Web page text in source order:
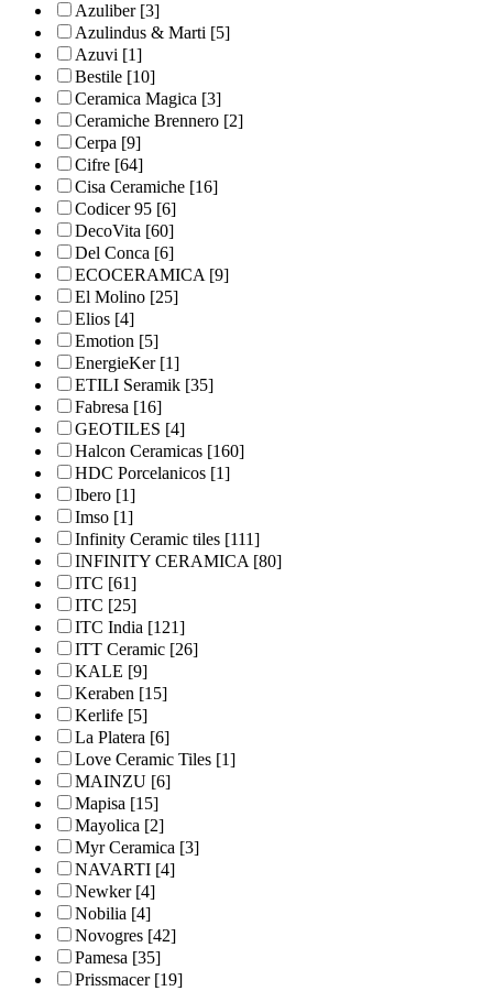
Azuliber[3]
Azulindus & Marti [5]
Azuvi [1]
Bestile [10]
Ceramica Magica [3]
Ceramiche Brennero [2]
Cerpa [9]
Cifre [64]
Cisa Ceramiche [16]
Codicer 95 [6]
DecoVita [60]
Del Conca [6]
ECOCERAMICA[9]
El Molino [25]
Elios [4]
Emotion [5]
EnergieKer[1]
ETILI Seramik [35]
Fabresa [16]
GEOTILES [4]
Halcon Ceramicas [160]
HDC Porcelanicos [1]
Ibero [1]
Imso [1]
Infinity Ceramic tiles [111]
INFINITY CERAMICA[80]
ITC [61]
ITC [25]
ITC India [121]
ITT Ceramic [26]
KALE [9]
Keraben [15]
Kerlife [5]
La Platera [6]
Love Ceramic Tiles [1]
MAINZU [6]
Mapisa [15]
Mayolica [2]
Myr Ceramica [3]
NAVARTI [4]
Newker[4]
Nobilia [4]
Novogres [42]
Pamesa [35]
Prissmacer[19]